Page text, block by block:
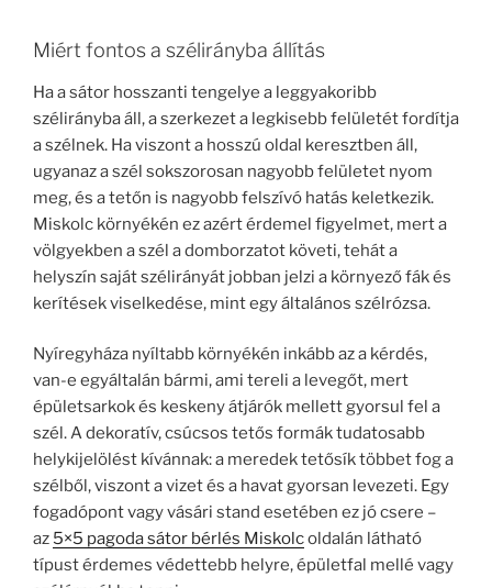
Miért fontos a szélirányba állítás
Ha a sátor hosszanti tengelye a leggyakoribb
szélirányba áll, a szerkezet a legkisebb felületét fordítja
a szélnek. Ha viszont a hosszú oldal keresztben áll,
ugyanaz a szél sokszorosan nagyobb felületet nyom
meg, és a tetőn is nagyobb felszívó hatás keletkezik.
Miskolc környékén ez azért érdemel figyelmet, mert a
völgyekben a szél a domborzatot követi, tehát a
helyszín saját szélirányát jobban jelzi a környező fák és
kerítések viselkedése, mint egy általános szélrózsa.
Nyíregyháza nyíltabb környékén inkább az a kérdés,
van-e egyáltalán bármi, ami tereli a levegőt, mert
épületsarkok és keskeny átjárók mellett gyorsul fel a
szél. A dekoratív, csúcsos tetős formák tudatosabb
helykijelölést kívánnak: a meredek tetősík többet fog a
szélből, viszont a vizet és a havat gyorsan levezeti. Egy
fogadópont vagy vásári stand esetében ez jó csere –
az 5×5 pagoda sátor bérlés Miskolcoldalán látható
típust érdemes védettebb helyre, épületfal mellé vagy